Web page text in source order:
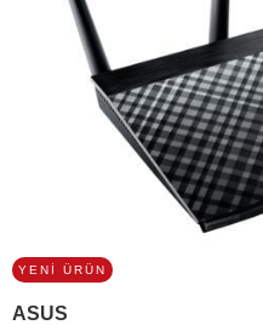
YENI ÜRÜN
ASUS